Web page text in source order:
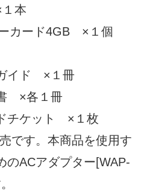
本
カード4GB ×１個
イド ×１冊
×各１冊
チケット ×１枚
です。本商品を使用す
のACアダプター[WAP-